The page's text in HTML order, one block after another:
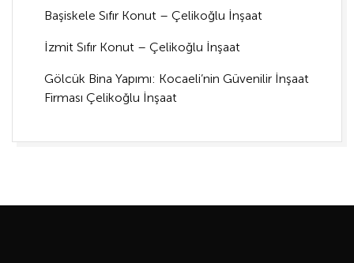
Başiskele Sıfır Konut – Çelikoğlu İnşaat
İzmit Sıfır Konut – Çelikoğlu İnşaat
Gölcük Bina Yapımı: Kocaeli’nin Güvenilir İnşaat
Firması Çelikoğlu İnşaat